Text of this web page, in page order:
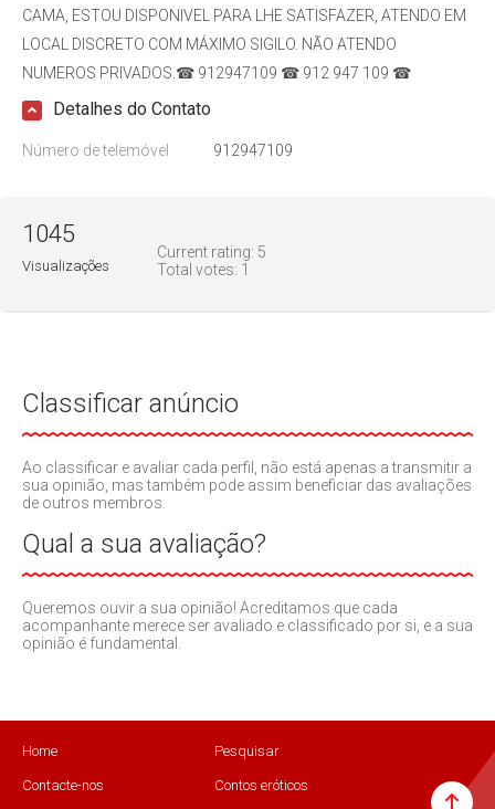
CAMA, ESTOU DISPONIVEL PARA LHE SATISFAZER, ATENDO EM
LOCAL DISCRETO COM MÁXIMO SIGILO. NÃO ATENDO
NUMEROS PRIVADOS.☎ 912947109 ☎ 912 947 109 ☎
Detalhes do Contato
Número de telemóvel 912947109
Current rating: 5
Total votes: 1
1045
Visualizações
Classificar anúncio
Ao classificar e avaliar cada perfil, não está apenas a transmitir a
sua opinião, mas também pode assim beneficiar das avaliações
de outros membros.
Qual a sua avaliação?
Queremos ouvir a sua opinião! Acreditamos que cada
acompanhante merece ser avaliado e classificado por si, e a sua
opinião é fundamental.
Home Pesquisar
Contacte-nos Contos eróticos